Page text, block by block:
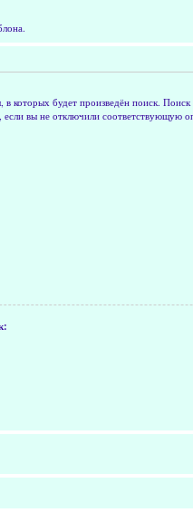
в которых будет произведён поиск. Поиск
если вы не отключили соответствующую